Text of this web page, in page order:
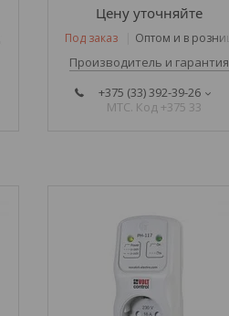
Цену уточняйте
Под заказ Оптом и в
Производитель и гарантия
+375 (33) 392-39-26
МТС. Код +375 33